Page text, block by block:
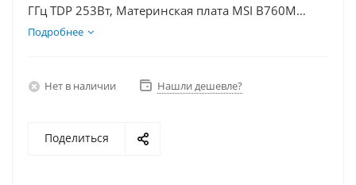
ГГц TDP 253Вт, Материнская плата MSI B760M
BOMBER WIFI D5, Видеокарта RTX 5060 8Гб, Память
Подробнее
Нет в наличии Нашли дешевле?
Поделиться